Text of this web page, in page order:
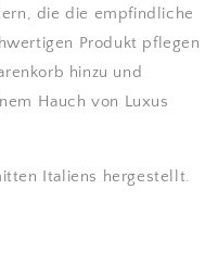
die die empfindliche
Produkt pflegen
hinzu und
Hauch von Luxus
Italiens hergestellt.